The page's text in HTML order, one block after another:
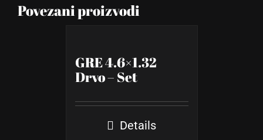
Povezani proizvodi
GRE 4.6×1.32
Drvo – Set
Details